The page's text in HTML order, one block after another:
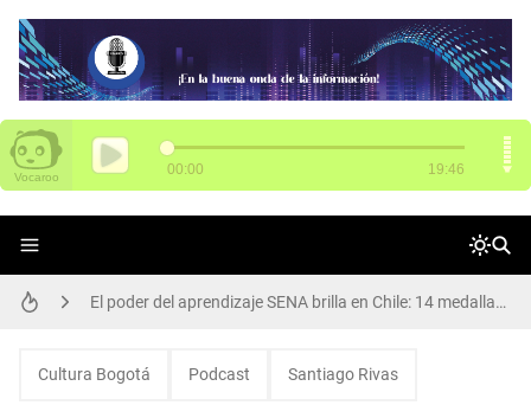
El poder del aprendizaje SENA brilla en Chile: 14 medallas en WorldSkills Américas
Cultura Bogotá Podcast Santiago Rivas